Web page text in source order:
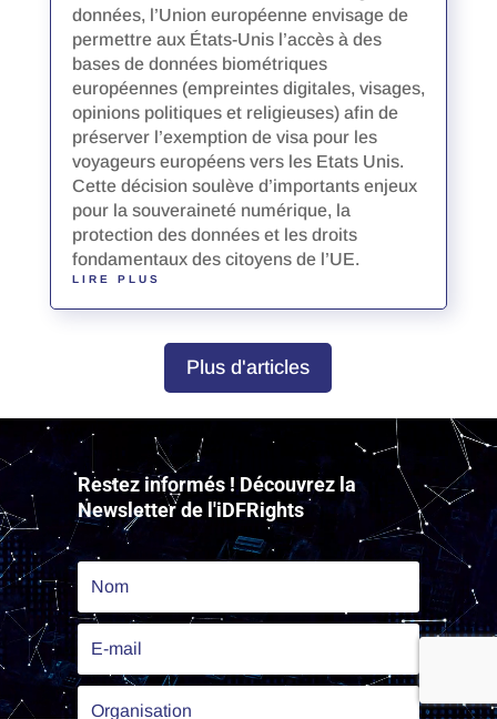
données, l’Union européenne envisage de
permettre aux États-Unis l’accès à des
bases de données biométriques
européennes (empreintes digitales, visages,
opinions politiques et religieuses) afin de
préserver l’exemption de visa pour les
voyageurs européens vers les Etats Unis.
Cette décision soulève d’importants enjeux
pour la souveraineté numérique, la
protection des données et les droits
fondamentaux des citoyens de l’UE.
LIRE PLUS
Plus d'articles
Restez informés ! Découvrez la
Newsletter de l'iDFRights